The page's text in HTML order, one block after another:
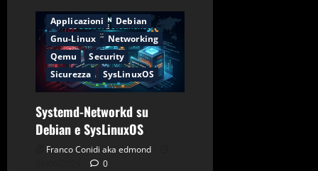
Applicazioni
Debian
Gnu-Linux
Networking
Qemu
Security
Sicurezza
SysLinuxOS
Systemd-Networkd su
Debian e SysLinuxOS
Franco Conidi aka edmond
0
Applicazioni
CentOS
Gnu-Linux
Networking